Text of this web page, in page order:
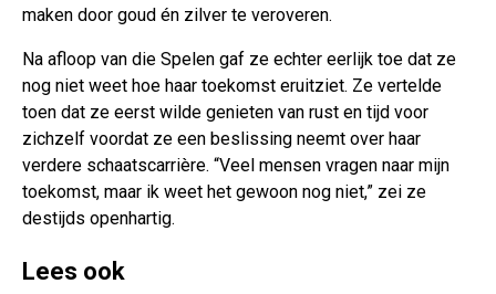
maken door goud én zilver te veroveren.
Na afloop van die Spelen gaf ze echter eerlijk toe dat ze
nog niet weet hoe haar toekomst eruitziet. Ze vertelde
toen dat ze eerst wilde genieten van rust en tijd voor
zichzelf voordat ze een beslissing neemt over haar
verdere schaatscarrière. “Veel mensen vragen naar mijn
toekomst, maar ik weet het gewoon nog niet,” zei ze
destijds openhartig.
Lees ook